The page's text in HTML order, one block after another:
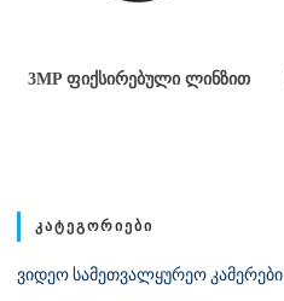
3MP ᲤᲘᲥᲡᲘᲠᲔᲑᲣᲚᲘ ᲚᲘᲜᲖᲘᲗ
ᲙᲐᲢᲔᲒᲝᲠᲘᲔᲑᲘ
ვიდეო სამეთვალყურეო კამერები